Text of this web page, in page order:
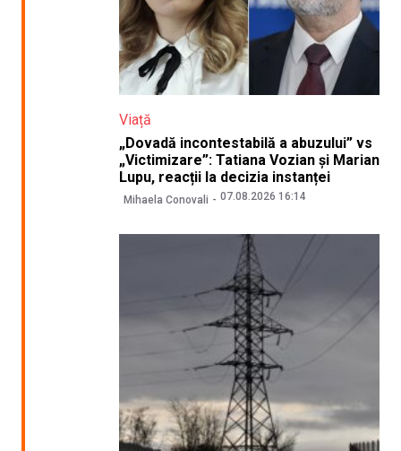
Viață
„Dovadă incontestabilă a abuzului” vs
„Victimizare”: Tatiana Vozian și Marian
Lupu, reacții la decizia instanței
Mihaela Conovali 07.08.2026 16:14